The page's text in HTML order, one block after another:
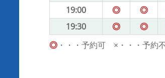
19:00
◎ ◎
19:30
◎ ◎
◎ ・・・予約可 ×・・・予約